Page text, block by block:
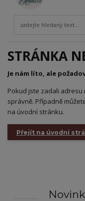
STRÁNKA
Je nám líto, ale
Pokud jste zadali
správně. Případně
na úvodní stránku.
Přejít na úvodní